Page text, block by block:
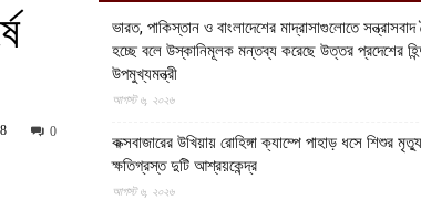
0
ভারত, পাকিস্তান ও বাংলাদেশের মাদ্রাসাগুলোতে সন্ত্রাসবাদ
হচ্ছে বলে উস্কানিমূলক মন্তব্য করেছে উত্তর প্রদেশের
উপমুখ্যমন্ত্রী
আগস্ট ৬, ২০২৬
কক্সবাজারের উখিয়ায় রোহিঙ্গা ক্যাম্পে পাহাড় ধসে শিশুর
ক্ষতিগ্রস্ত দুটি আশ্রয়কেন্দ্র
আগস্ট ৬, ২০২৬